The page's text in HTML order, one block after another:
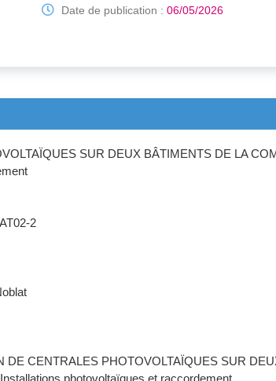
Date de publication : 06/05/2026
SUR DEUX BÂTIMENTS DE LA
2
DE CENTRALES PHOTOVOLTAÏQUES SUR